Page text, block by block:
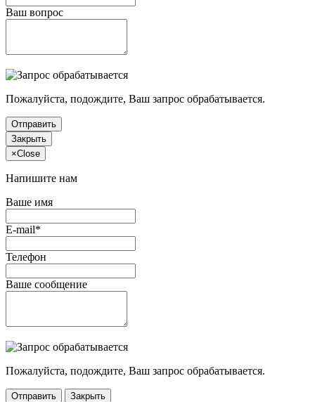
Ваш вопрос
Пожалуйста, подождите, Ваш запрос обрабатывается.
Отправить
Закрыть
×Close
Напишите нам
Ваше имя
E-mail*
Телефон
Ваше сообщение
Пожалуйста, подождите, Ваш запрос обрабатывается.
Отправить
Закрыть